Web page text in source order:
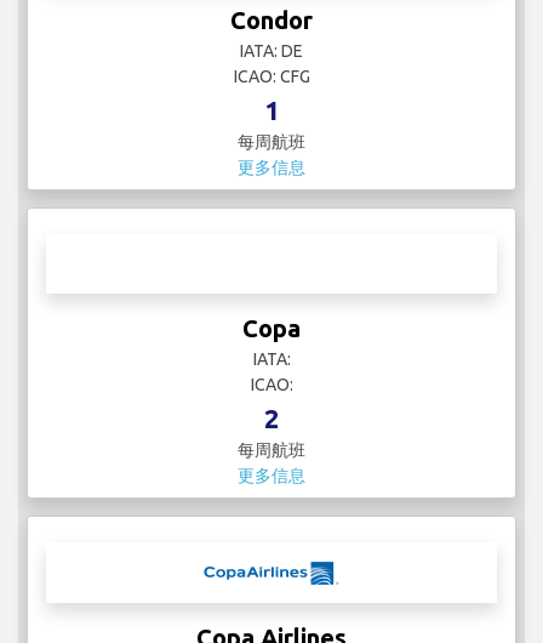
China Eastern Airlines
IATA: SHA
17
每周航班
Condor
IATA: DE
ICAO: CFG
1
每周航班